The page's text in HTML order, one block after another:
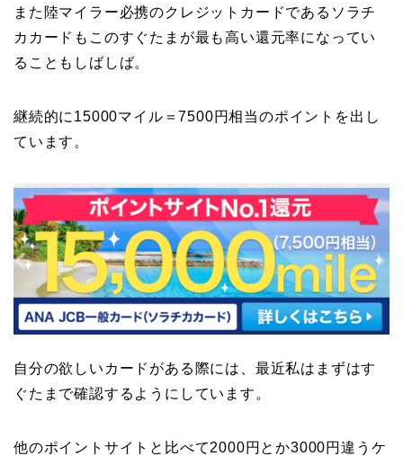
また陸マイラー必携のクレジットカードであるソラチ
カカードもこのすぐたまが最も高い還元率になってい
ることもしばしば。
継続的に15000マイル＝7500円相当のポイントを出し
ています。
自分の欲しいカードがある際には、最近私はまずはす
ぐたまで確認するようにしています。
他のポイントサイトと比べて2000円とか3000円違うケ